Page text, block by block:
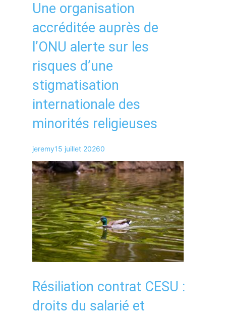
Une organisation
accréditée auprès de
l’ONU alerte sur les
risques d’une
stigmatisation
internationale des
minorités religieuses
jeremy15 juillet 20260
Résiliation contrat CESU :
droits du salarié et